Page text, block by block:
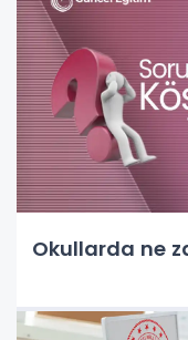
Okullarda ne